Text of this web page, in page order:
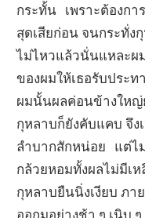
กระทั้น เพราะต้องก
สุดเสียก่อน จนกระทั่ง
ไม่ไหวแล้วนั่นแหละผ
ของผมให้เธอรับปร
ผมนั้นผลค่อนข้างใหญ่
กุหลาบก็ยังคับแคบ จึ
ลำบากสักหน่อย แต่ไ
กล้วยหอมทั้งผลไม่มีเ
กุหลาบยืนนิ่งเงียบ ภา
ออกมอย่างช้า ๆ เนิบ